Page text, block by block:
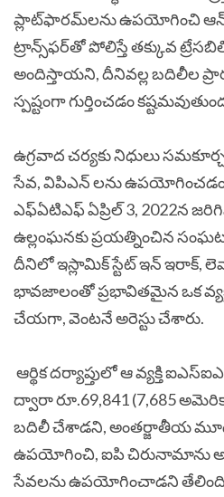
ప్లాట్‌ఫారమ్‌లను ఉపయోగించి
ట్రాన్స్‌ఫర్‌తో పోలిస్తే తక్కువ
అందిస్తాయని, దీనివల్ల బదిలీల
స్పష్టంగా గుర్తించడం
ఉగ్రవాద చర్యకు నిధులు
సేవ, విపిఎన్ లను ఉపయోగించడంపై
ఎఫ్ఏటిఎఫ్ఏప్రిల్ 3, 2022న
ఉల్లంఘనకు ప్రయత్నించిన
దీనిలో ఇస్లామిక్ స్టేట్ ఇన్ ఇరాక్,
భావజాలంతో ప్రభావితమైన ఒక
చేయగా, వెంటనే అరెస్టు చేశారు.
ఆర్థిక దర్యాప్తులో ఆ వ్యక్తి
ద్వారా రూ.69,841 (7,685
బదిలీ చేశాడని, అంతర్జాతీయ
ఉపయోగించి, ఐపి చిరునామాను
సేవలను ఉపయోగించాడని